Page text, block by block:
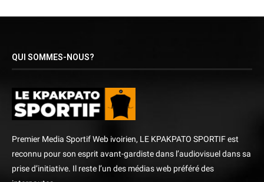
QUI SOMMES-NOUS?
Premier Media Sportif Web ivoirien, LE KPAKPATO SPORTIF est
reconnu pour son esprit avant-gardiste dans l’audiovisuel dans sa
prise d’initiative. Il reste l’un des médias web préféré des